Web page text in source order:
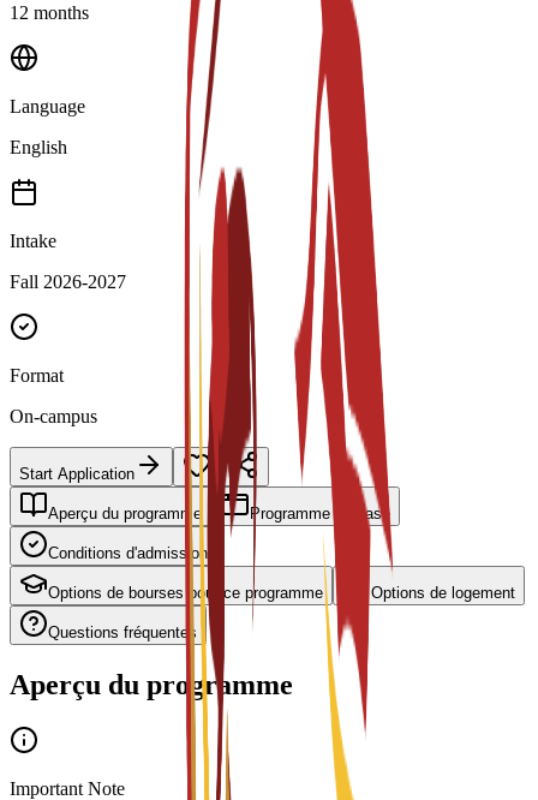
12 months
Language
English
Intake
Fall 2026-2027
Format
On-campus
Start Application
Aperçu du programme Programme de base
Conditions d'admission
Options de bourses pour ce programme Options de logement
Questions fréquentes
Aperçu du programme
Important Note